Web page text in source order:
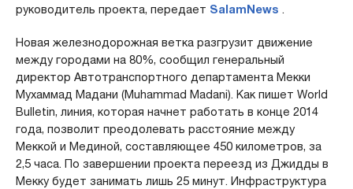
руководитель проекта, передает SalamNews .
Новая железнодорожная ветка разгрузит движение
между городами на 80%, сообщил генеральный
директор Автотранспортного департамента Мекки
Мухаммад Мадани (Muhammad Madani). Как пишет World
Bulletin, линия, которая начнет работать в конце 2014
года, позволит преодолевать расстояние между
Меккой и Мединой, составляющее 450 километров, за
2,5 часа. По завершении проекта переезд из Джидды в
Мекку будет занимать лишь 25 минут. Инфраструктура